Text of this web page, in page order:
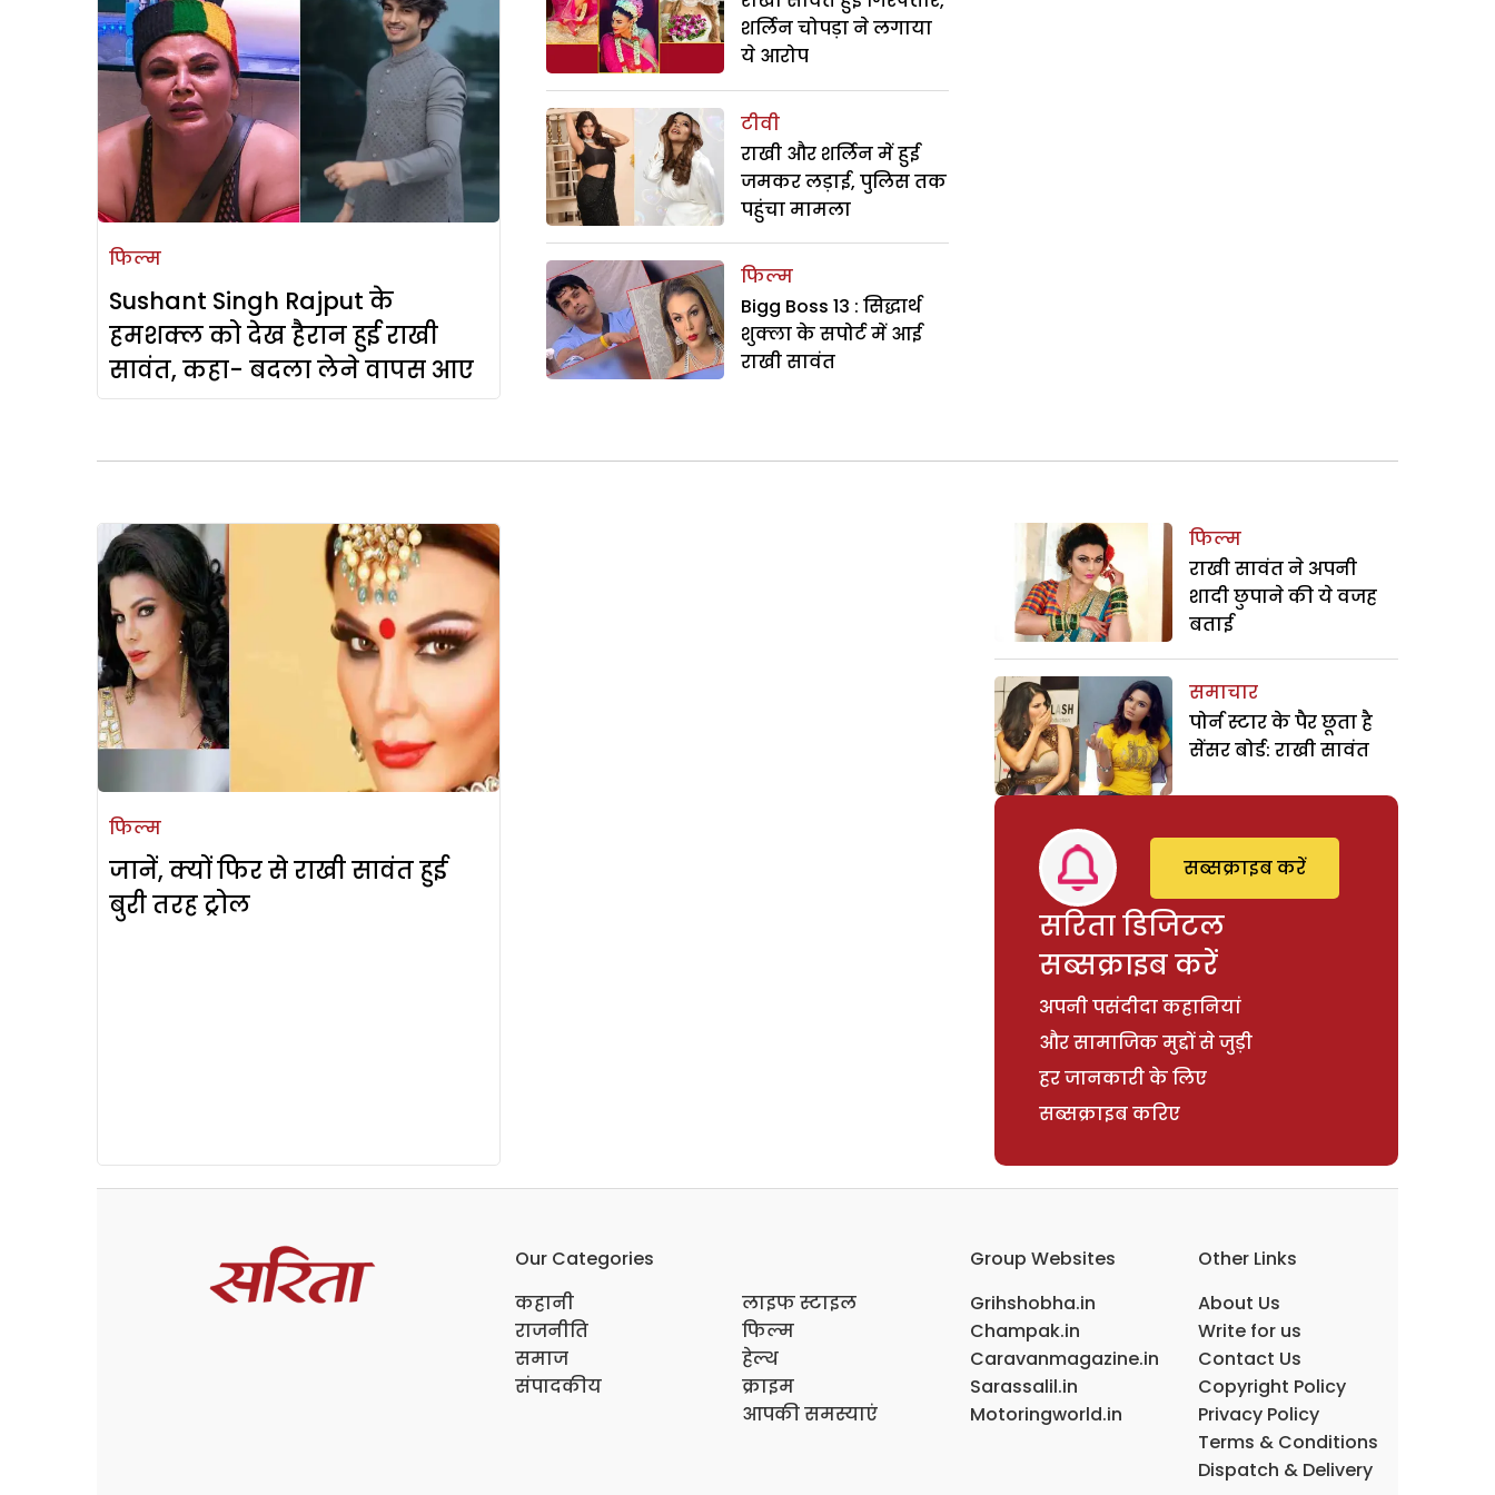
फिल्म
Sushant Singh Rajput के
हमशक्ल को देख हैरान हुई राखी
सावंत, कहा- बदला लेने वापस आए
शर्लिन चोपड़ा ने लगाया
ये आरोप
टीवी
राखी और शर्लिन में हुई
जमकर लड़ाई, पुलिस तक
पहुंचा मामला
फिल्म
Bigg Boss 13 : सिद्धार्थ
शुक्ला के सपोर्ट में आई
राखी सावंत
फिल्म
जानें, क्यों फिर से राखी सावंत हुई
बुरी तरह ट्रोल
फिल्म
राखी सावंत ने अपनी
शादी छुपाने की ये वजह
बताई
समाचार
पोर्न स्टार के पैर छूता है
सेंसर बोर्ड: राखी सावंत
सरिता डिजिटल
सब्सक्राइब करें
अपनी पसंदीदा कहानियां
और सामाजिक मुद्दों से जुड़ी
हर जानकारी के लिए
सब्सक्राइब करिए
सब्सक्राइब करें
Our Categories
कहानी
राजनीति
समाज
संपादकीय
लाइफ स्टाइल
फिल्म
हेल्थ
क्राइम
आपकी समस्याएं
Group Websites
Grihshobha.in
Champak.in
Caravanmagazine.in
Sarassalil.in
Motoringworld.in
Other Links
About Us
Write for us
Contact Us
Copyright Policy
Privacy Policy
Terms & Conditions
Dispatch & Delivery